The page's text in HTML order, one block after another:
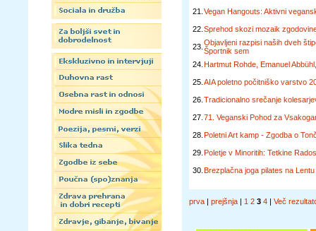
21. Vegan Hangouts: Aktivni
22. Sprehod skozi mozaik
23. Objavljeni razpisi naših dveh
Športnik sem
24. Hartmut Rohde, Emanuel
25. AIA poletno počitniško varstvo
26. Tradicionalno srečanje
27. 71. Veganski Pohod za
28. Poletni Art kamp - Zgodba o
29. Poletje v Minoritih: Tetkine
30. Brezplačna joga pilates na Lentu
prva | prejšnja | 1 2 3 4 | Več